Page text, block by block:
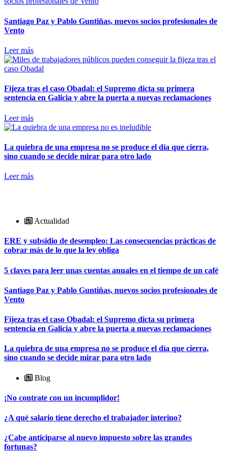
Santiago Paz y Pablo Guntiñas, nuevos socios profesionales de
Vento
Leer más
Fijeza tras el caso Obadal: el Supremo dicta su primera
sentencia en Galicia y abre la puerta a nuevas reclamaciones
Leer más
La quiebra de una empresa no se produce el día que cierra,
sino cuando se decide mirar para otro lado
Leer más
Actualidad
ERE y subsidio de desempleo: Las consecuencias prácticas de
cobrar más de lo que la ley obliga
5 claves para leer unas cuentas anuales en el tiempo de un café
Santiago Paz y Pablo Guntiñas, nuevos socios profesionales de
Vento
Fijeza tras el caso Obadal: el Supremo dicta su primera
sentencia en Galicia y abre la puerta a nuevas reclamaciones
La quiebra de una empresa no se produce el día que cierra,
sino cuando se decide mirar para otro lado
Blog
¡No contrate con un incumplidor!
¿A qué salario tiene derecho el trabajador interino?
¿Cabe anticiparse al nuevo impuesto sobre las grandes
fortunas?